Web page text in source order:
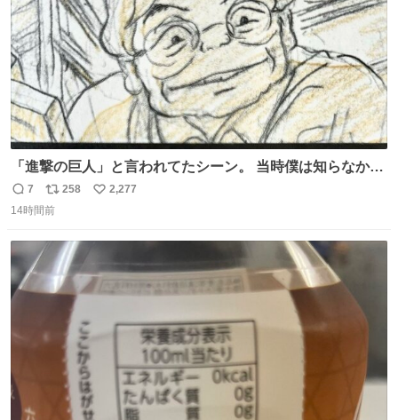
「進撃の巨人」と言われてたシーン。 当時僕は知らなかっ
たのですが、今見るとすごく「進撃の巨人」ですね。。
返
信
7
リ
ポ
ト
数
258
い
2,277
14時間前